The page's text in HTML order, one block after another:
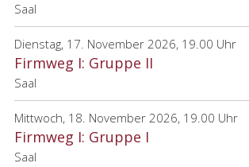
Saal
Dienstag, 17. November 2026, 19.00 Uhr
Firmweg I: Gruppe II
Saal
Mittwoch, 18. November 2026, 19.00 Uhr
Firmweg I: Gruppe I
Saal